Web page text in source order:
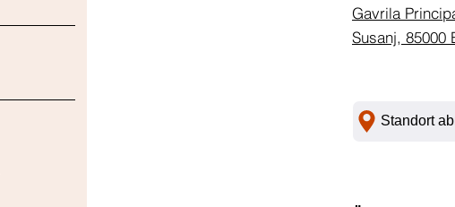
Gavrila
Susanj, 85000
Standort